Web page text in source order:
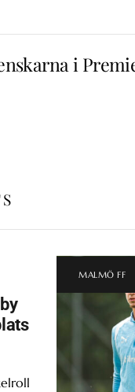
i
MALMÖ FF